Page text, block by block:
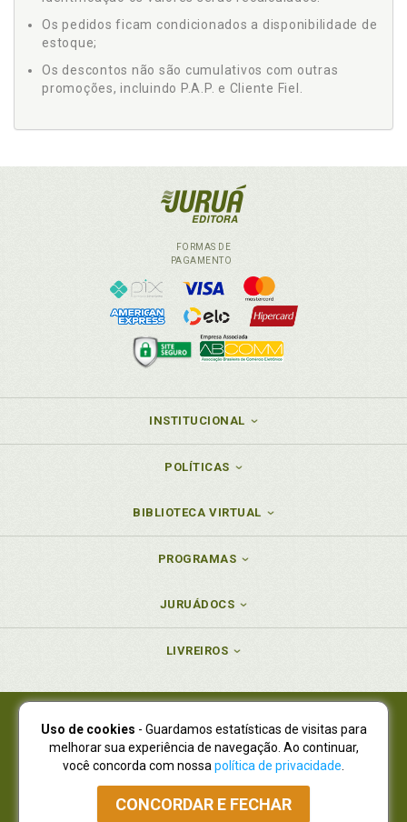
Os pedidos ficam condicionados a disponibilidade de
estoque;
Os descontos não são cumulativos com outras
promoções, incluindo P.A.P. e Cliente Fiel.
FORMAS DE
PAGAMENTO
INSTITUCIONAL
POLÍTICAS
BIBLIOTECA VIRTUAL
PROGRAMAS
JURUÁDOCS
LIVREIROS
Juruá Editora Ltda., CNPJ 77.535.508/0001-19
Juruá Informática Ltda., CNPJ 01.701.561/0001-80
NOVO ENDEREÇO:R. Flávio Dallegrave, 7665, São Lourenço |
Curitiba - Paraná - CEP 82210-310
Atendimento: (41) 4009-3900|Vendas Atacado: (41) 4009-3939
Uso de cookies - Guardamos estatísticas de visitas para
melhorar sua experiência de navegação. Ao continuar,
você concorda com nossa política de privacidade
CONCORDAR E FECHAR